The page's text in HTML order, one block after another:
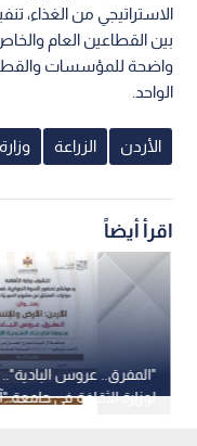
الاستراتيجي من الغذاء،
بين القطاعين العام
واضحة للمؤسسات
الواحد.
الأردن الزراعة
اقرأ أيضاً
"المفرق.. عروس البادية"..
لوزارة الثقافة في جامعة